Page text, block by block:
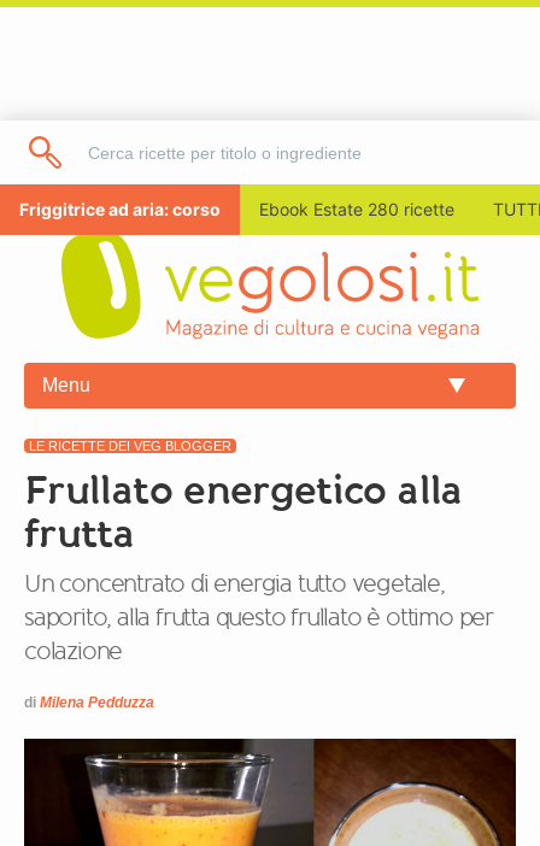
Friggitrice ad aria: corso Ebook Estate 280 ricette
Menu
LE RICETTE DEI VEG BLOGGER
Frullato energetico alla
frutta
Un concentrato di energia tutto vegetale,
saporito, alla frutta questo frullato è ottimo per
colazione
di Milena Pedduzza